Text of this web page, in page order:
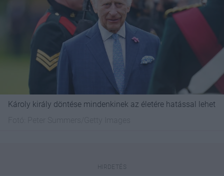
Károly király döntése mindenkinek az életére hatással lehet